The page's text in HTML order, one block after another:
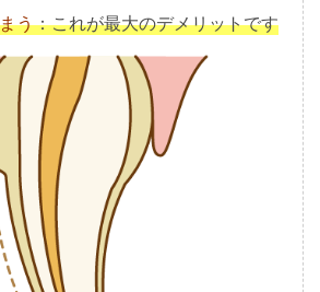
う：これが最大のデメリットです